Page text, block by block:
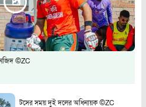
©ZC
টসের সময় দুই দলের অধিনায়ক ©ZC